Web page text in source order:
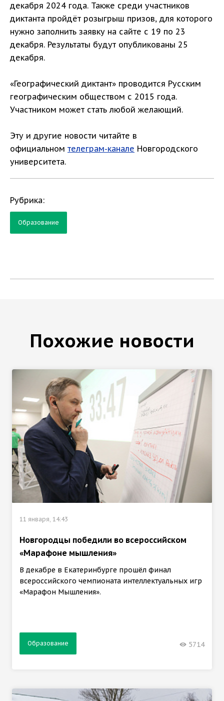
декабря 2024 года. Также среди участников
диктанта пройдёт розыгрыш призов, для которого
нужно заполнить заявку на сайте с 19 по 23
декабря. Результаты будут опубликованы 25
декабря.
«Географический диктант» проводится Русским
географическим обществом с 2015 года.
Участником может стать любой желающий.
Эту и другие новости читайте в
официальном телеграм-канале Новгородского
университета.
Рубрика:
Образование
Похожие новости
11 января, 14:43
Новгородцы победили во всероссийском
«Марафоне мышления»
В декабре в Екатеринбурге прошёл финал
всероссийского чемпионата интеллектуальных игр
«Марафон Мышления».
Образование 5714